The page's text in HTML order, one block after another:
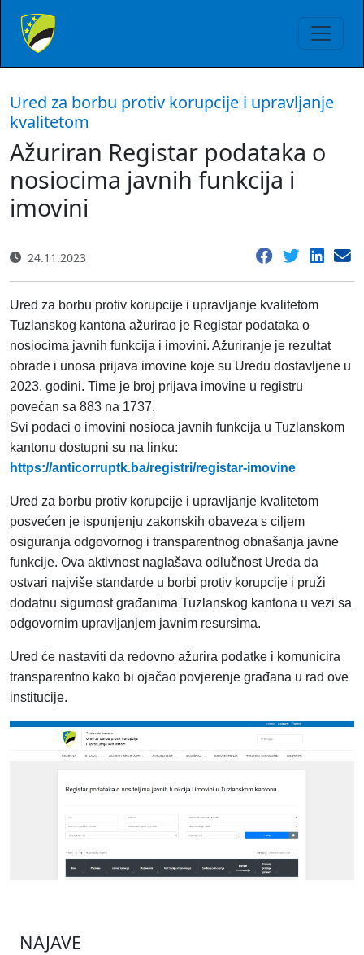
Ured za borbu protiv korupcije i upravljanje
kvalitetom
Ažuriran Registar podataka o
nosiocima javnih funkcija i
imovini
24.11.2023
Ured za borbu protiv korupcije i upravljanje kvalitetom
Tuzlanskog kantona ažurirao je Registar podataka o
nosiocima javnih funkcija i imovini. Ažuriranje je rezultat
obrade i unosa prijava imovine koje su Uredu dostavljene u
2023. godini. Time je broj prijava imovine u registru
povećan sa 883 na 1737.
Svi podaci o imovini nosioca javnih funkcija u Tuzlanskom
kantonu dostupni su na linku:
https://anticorruptk.ba/registri/registar-imovine
Ured za borbu protiv korupcije i upravljanje kvalitetom
posvećen je ispunjenju zakonskih obaveza s ciljem
osiguranja odgovornog i transparentnog obnašanja javne
funkcije. Ova aktivnost naglašava odlučnost Ureda da
ostvari najviše standarde u borbi protiv korupcije i pruži
dodatnu sigurnost građanima Tuzlanskog kantona u vezi sa
odgovornim upravljanjem javnim resursima.
Ured će nastaviti da redovno ažurira podatke i komunicira
transparentno kako bi ojačao povjerenje građana u rad ove
institucije.
NAJAVE